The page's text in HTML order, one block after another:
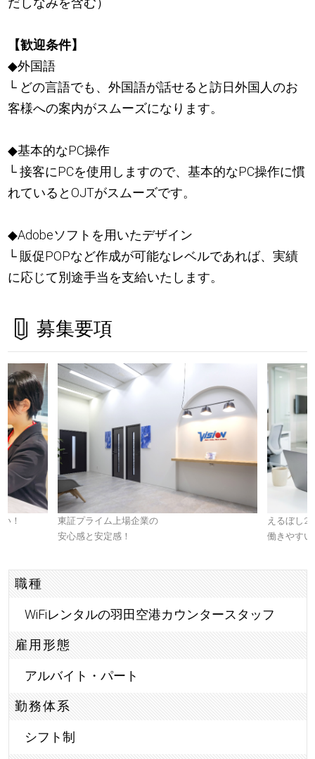
【歓迎条件】
◆外国語
└ どの言語でも、外国語が話せると訪日外国人のお
客様への案内がスムーズになります。
◆基本的なPC操作
└ 接客にPCを使用しますので、基本的なPC操作に慣
れているとOJTがスムーズです。
◆Adobeソフトを用いたデザイン
└ 販促POPなど作成が可能なレベルであれば、実績
に応じて別途手当を支給いたします。
募集要項
！
東証プライム上場企業の
安心感と安定感！
えるぼし2
働きやす
職種
WiFiレンタルの羽田空港カウンタースタッフ
雇用形態
アルバイト・パート
勤務体系
シフト制